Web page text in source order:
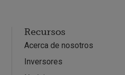
Recursos
Acerca de nosotros
Inversores